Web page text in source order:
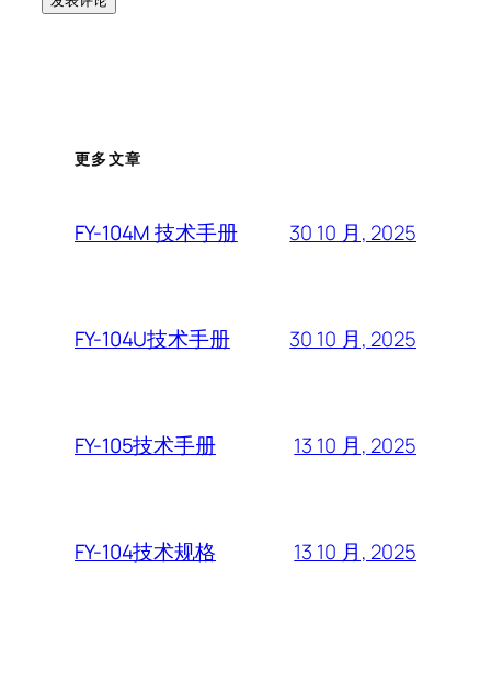
更多文章
FY-104M 技术手册 30 10 月, 2025
FY-104U技术手册 30 10 月, 2025
FY-105技术手册 13 10 月, 2025
FY-104技术规格 13 10 月, 2025